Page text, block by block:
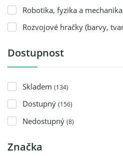
Robotika, fyzika a mechanika
Dostupnost
Skladem (134)
Dostupný (156)
Nedostupný (8)
Značka